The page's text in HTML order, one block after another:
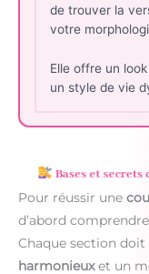
de trouver la
votre
Elle offre un
un style de vie
Bases et secrets
Pour réussir une
d’abord
Chaque section
harmonieuxet un